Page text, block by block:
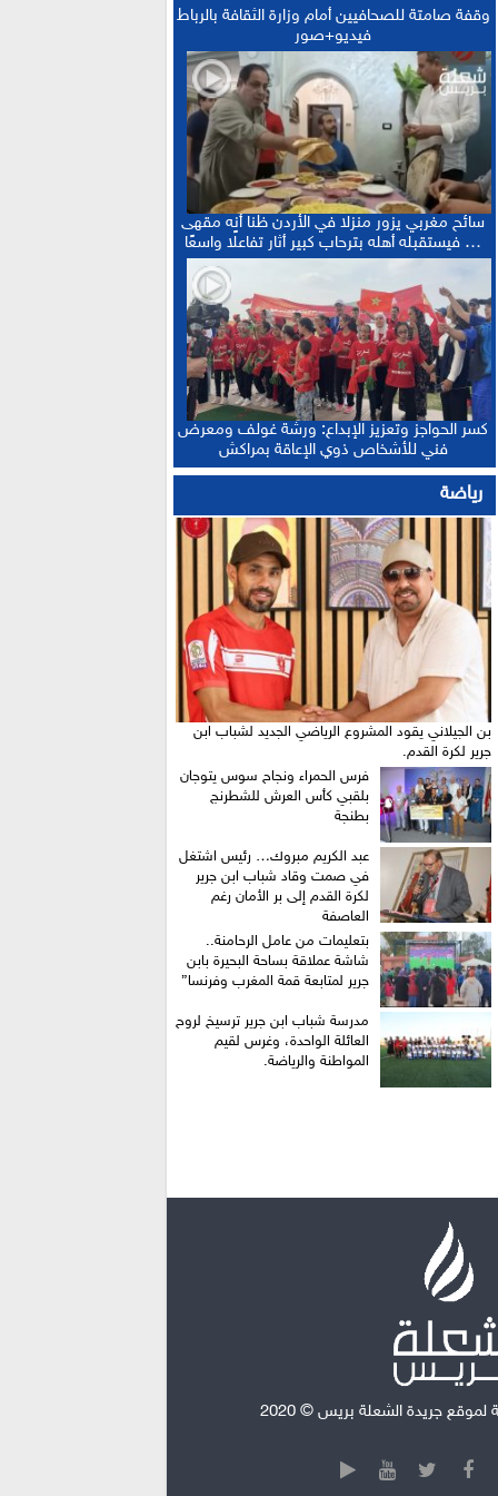
وقفة صامتة للصحافيين أمام وزارة الثقافة بالرباط
فيديو+صور
سائح مغربي يزور منزلا في الأردن ظنا أنه مقهى
… فيستقبله أهله بترحاب كبير أثار تفاعلًا واسعًا
كسر الحواجز وتعزيز الإبداع: ورشة غولف ومعرض
فني للأشخاص ذوي الإعاقة بمراكش
رياضة
بن الجيلاني يقود المشروع الرياضي الجديد لشباب ابن
جرير لكرة القدم.
فرس الحمراء ونجاح سوس يتوجان
بلقبي كأس العرش للشطرنج
بطنجة
عبد الكريم مبروك… رئيس اشتغل
في صمت وقاد شباب ابن جرير
لكرة القدم إلى بر الأمان رغم
العاصفة
بتعليمات من عامل الرحامنة..
شاشة عملاقة بساحة البحيرة بابن
جرير لمتابعة قمة المغرب وفرنسا”
​مدرسة شباب ابن جرير ترسيخ لروح
العائلة الواحدة، وغرس لقيم
المواطنة والرياضة.
جريدة الشعلة بريس © 2020